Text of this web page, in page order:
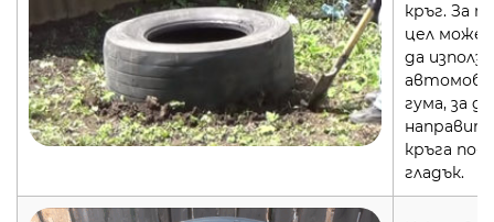
кръг. За
цел
да
гума, за да
кръга по-
гладък.